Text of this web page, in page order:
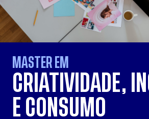
MASTER EM
CRIATIVIDADE,
E CONSUMO